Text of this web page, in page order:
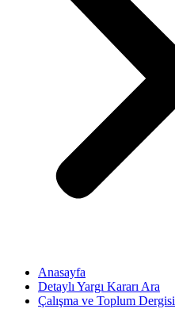
Anasayfa
Detaylı Yargı Kararı Ara
Çalışma ve Toplum Dergisi